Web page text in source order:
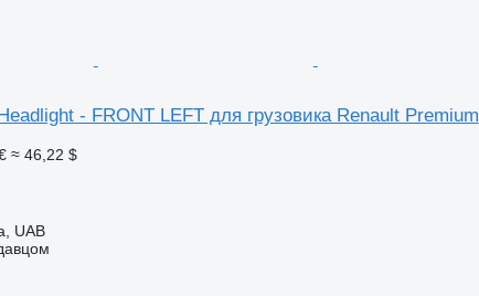
- FRONT LEFT для грузовика Renault Premium
≈ 46,22 $
UAB